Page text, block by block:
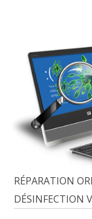
RÉPARATION
DÉSINFECTION